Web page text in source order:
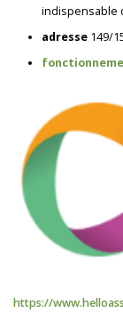
indispensable
adresse 149/
https://